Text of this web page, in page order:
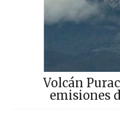
Volcán
emisiones